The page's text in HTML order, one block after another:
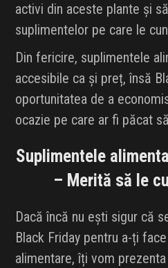
activi din aceste plante și
suplimentelor pe care le
Din fericire, suplimentele
accesibile ca și preț, însă
oportunitatea de a
ocazie pe care ar fi păcat
Suplimentele
– Merită să le
Dacă încă nu ești sigur că
Black Friday pentru a-ți
alimentare, îți vom